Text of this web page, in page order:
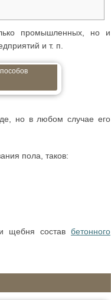
промышленных, но и
и т. п.
но в любом случае его
пола, таков:
щебня состав бетонного